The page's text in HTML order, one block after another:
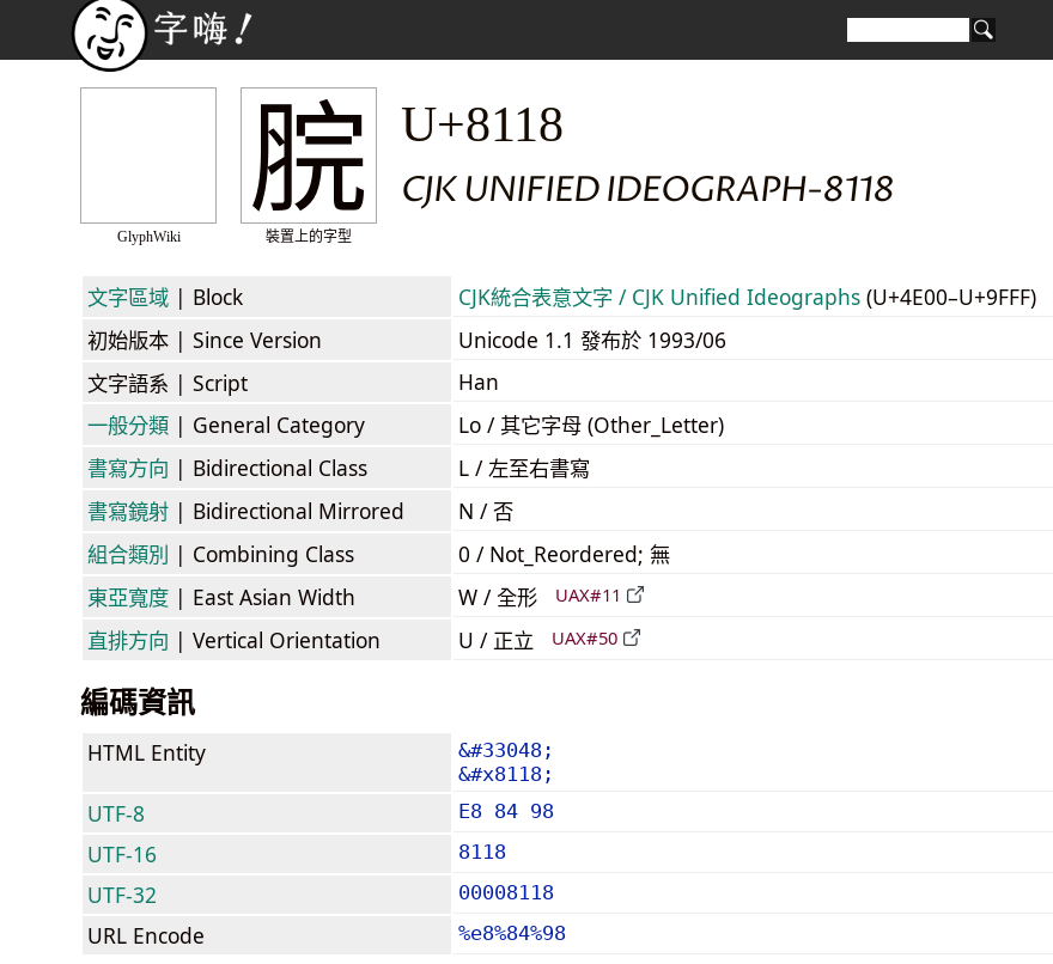
GlyphWiki
脘
裝置上的字型
U+8118
CJK UNIFIED IDEOGRAPH-8118
文字區域 | Block CJK統合表意文字 / CJK Unified Ideographs (U+4E00–U+9FFF)
初始版本 | Since Version
Unicode 1.1 發布於 1993/06
文字語系 | Script
Han
一般分類 | General Category
Lo / 其它字母 (Other_Letter)
書寫方向 | Bidirectional Class
L / 左至右書寫
書寫鏡射 | Bidirectional Mirrored
N / 否
組合類別 | Combining Class
0 / Not_Reordered; 無
東亞寬度 | East Asian Width W / 全形 UAX#11
直排方向 | Vertical Orientation U / 正立 UAX#50
編碼資訊
HTML Entity
&#33048;
&#x8118;
UTF-8 E8 84 98
UTF-16 8118
UTF-32 00008118
URL Encode %e8%84%98